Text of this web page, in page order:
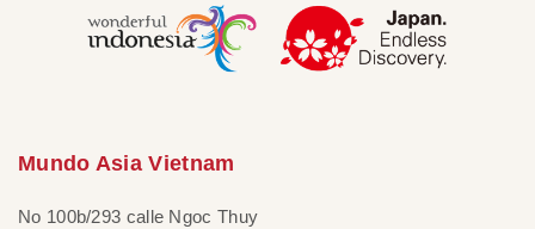
Mundo Asia Vietnam
No 100b/293 calle Ngoc Thuy